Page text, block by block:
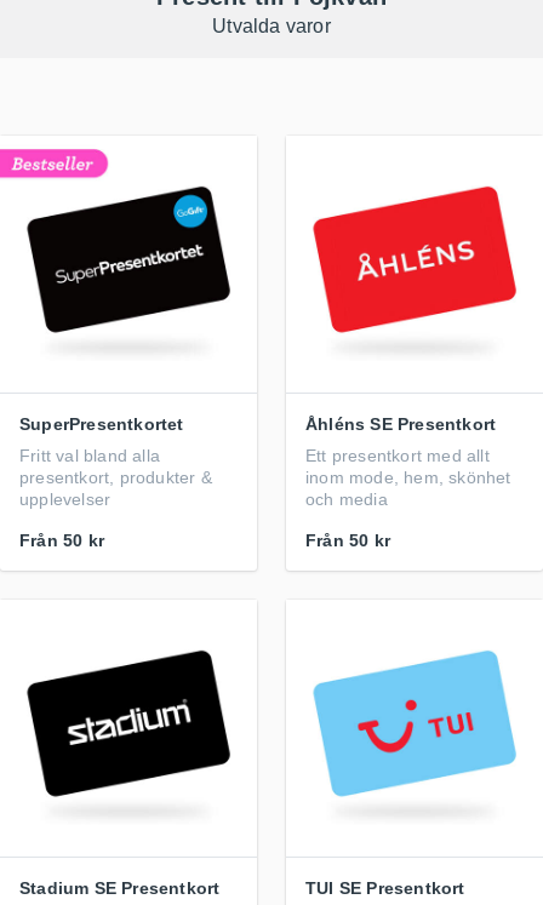
Utvalda varor
SuperPresentkortet
Fritt val bland alla
presentkort, produkter &
upplevelser
Från 50 kr
Åhléns SE Presentkort
Ett presentkort med allt
inom mode, hem, skönhet
och media
Från 50 kr
Stadium SE Presentkort
TUI SE Presentkort